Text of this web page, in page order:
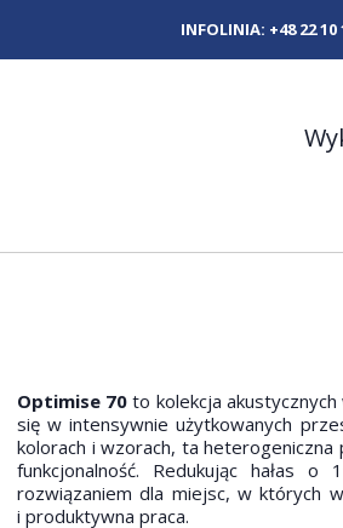
INFOLINIA: +48 22 10
Optimise 70 to kolekcja
się w intensywnie użytkowanych
kolorach i wzorach, ta
funkcjonalność. Redukując hałas o
rozwiązaniem dla miejsc, w których
i produktywna praca.